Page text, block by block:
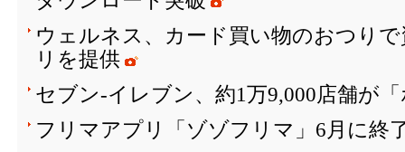
ウェルネス、カード買い物のおつり
リを提供
セブン‐イレブン、約1万9,000店舗が
フリマアプリ「ゾゾフリマ」6月に終